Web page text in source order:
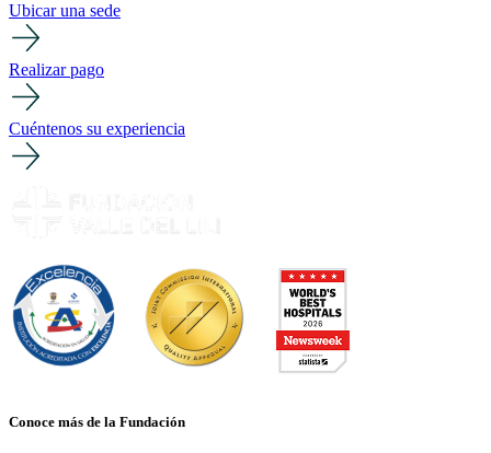
Ubicar una sede
Realizar pago
Cuéntenos su experiencia
Conoce más de la Fundación